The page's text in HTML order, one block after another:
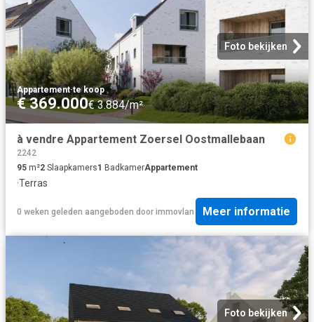
Foto bekijken
Appartement·te koop
€ 369.000€ 3.884/m²
à vendre Appartement Zoersel Oostmallebaan
2242
95 m²2 Slaapkamers1 BadkamerAppartement
·Terras
0 weken geleden aangeboden door immovlan Meer informatie
Foto bekijken